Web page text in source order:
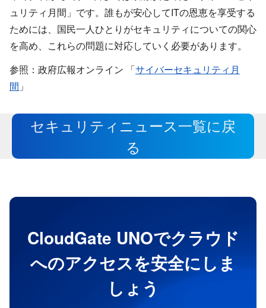
ュリティ月間」です。誰もが安心してITの恩恵を享受する
ためには、国民一人ひとりがセキュリティについての関心
を高め、これらの問題に対応していく必要があります。
参照：政府広報オンライン 「サイバーセキュリティ月
間 」
セキュリティニュース一覧に戻
る
CloudGate UNOでクラウド
へのアクセスを安全にしま
しょう